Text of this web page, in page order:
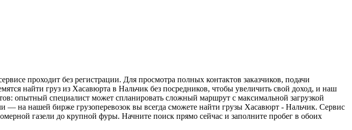
проходит без регистрации. Для просмотра полных контактов заказчиков, подачи
найти груз из Хасавюрта в Нальчик без посредников, чтобы увеличить свой доход, и наш
опытный специалист может спланировать сложный маршрут с максимальной загрузкой
на нашей бирже грузоперевозок вы всегда сможете найти грузы Хасавюрт - Нальчик. Сервис
газели до крупной фуры. Начните поиск прямо сейчас и заполните пробег в обоих